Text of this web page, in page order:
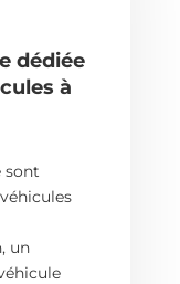
dédiée
à
sont
un